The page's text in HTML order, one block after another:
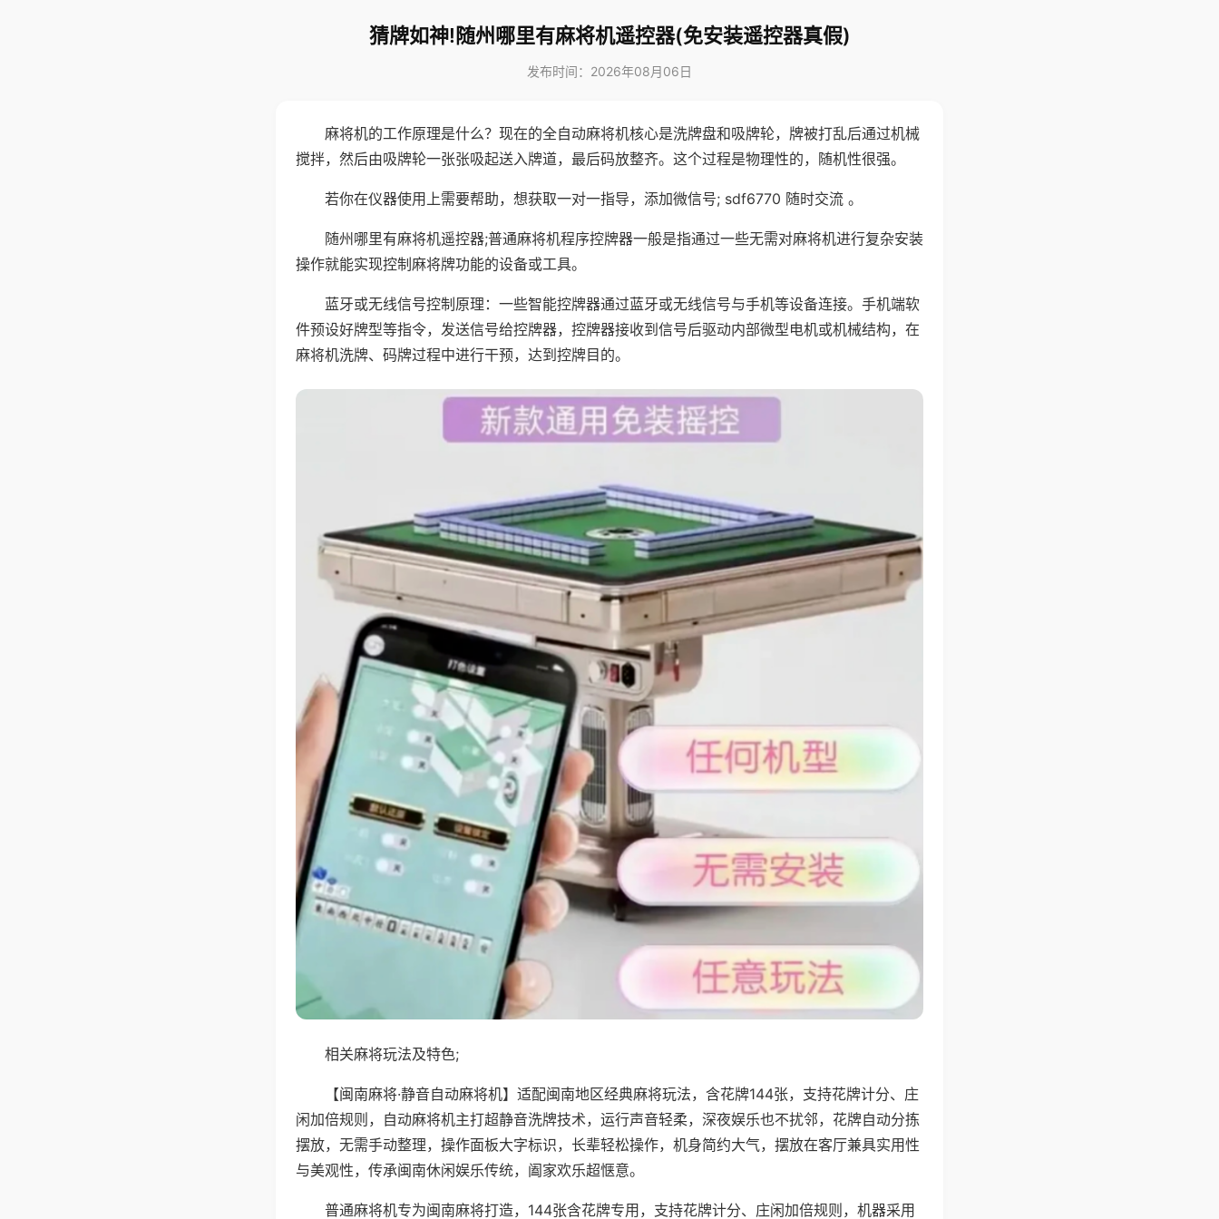
猜牌如神!随州哪里有麻将机遥控器(免安装遥控器真假)
发布时间：2026年08月06日
麻将机的工作原理是什么？现在的全自动麻将机核心是洗牌盘和吸牌轮，牌被打乱后通过机械
搅拌，然后由吸牌轮一张张吸起送入牌道，最后码放整齐。这个过程是物理性的，随机性很强。
若你在仪器使用上需要帮助，想获取一对一指导，添加微信号; sdf6770 随时交流 。
随州哪里有麻将机遥控器;普通麻将机程序控牌器一般是指通过一些无需对麻将机进行复杂安装
操作就能实现控制麻将牌功能的设备或工具。
蓝牙或无线信号控制原理：一些智能控牌器通过蓝牙或无线信号与手机等设备连接。手机端软
件预设好牌型等指令，发送信号给控牌器，控牌器接收到信号后驱动内部微型电机或机械结构，在
麻将机洗牌、码牌过程中进行干预，达到控牌目的。
相关麻将玩法及特色;
【闽南麻将·静音自动麻将机】适配闽南地区经典麻将玩法，含花牌144张，支持花牌计分、庄
闲加倍规则，自动麻将机主打超静音洗牌技术，运行声音轻柔，深夜娱乐也不扰邻，花牌自动分拣
摆放，无需手动整理，操作面板大字标识，长辈轻松操作，机身简约大气，摆放在客厅兼具实用性
与美观性，传承闽南休闲娱乐传统，阖家欢乐超惬意。
普通麻将机专为闽南麻将打造，144张含花牌专用，支持花牌计分、庄闲加倍规则，机器采用